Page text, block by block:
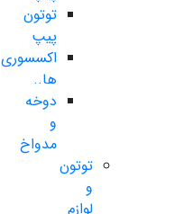
توتون
پیپ
اکسسوری
ها..
دوخه
و
مدواخ
توتون
و
لوازم